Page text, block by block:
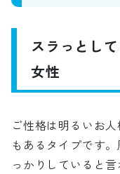
スラっとし
女性
ご性格は明るいお
もあるタイプです
っかりしていると